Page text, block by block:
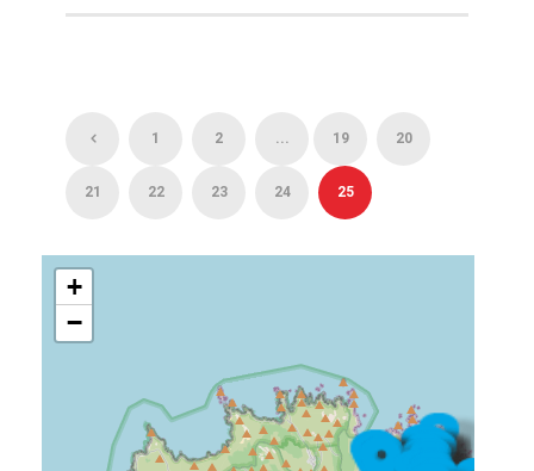
1 2 ... 19 20
21 22 23 24 25
+
−